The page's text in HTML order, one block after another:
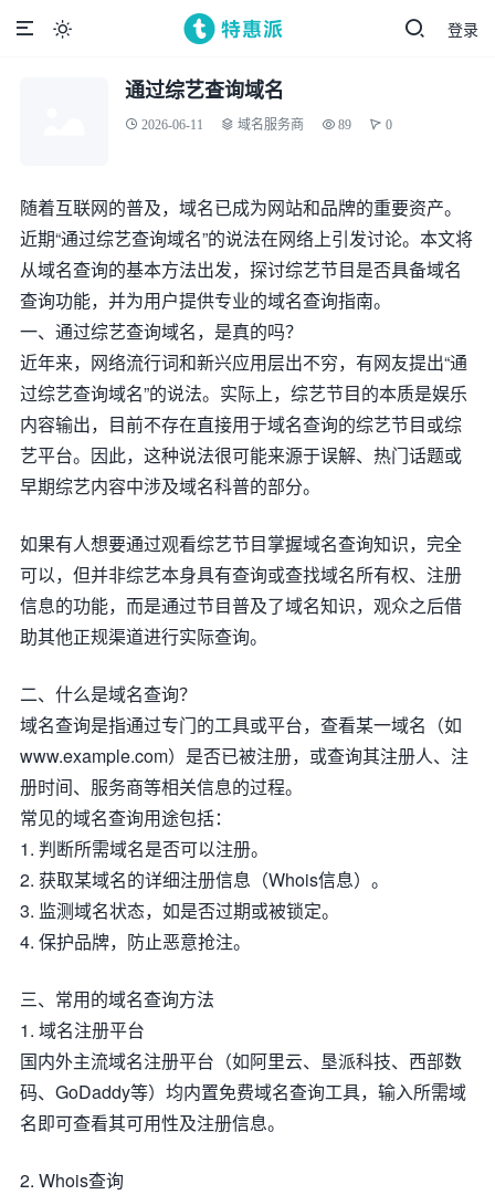
登录

通过综艺查询域名
2026-06-11 域名服务商 89 0
随着互联网的普及，域名已成为网站和品牌的重要资产。
近期“通过综艺查询域名”的说法在网络上引发讨论。本文将
从域名查询的基本方法出发，探讨综艺节目是否具备域名
查询功能，并为用户提供专业的域名查询指南。
一、通过综艺查询域名，是真的吗？
近年来，网络流行词和新兴应用层出不穷，有网友提出“通
过综艺查询域名”的说法。实际上，综艺节目的本质是娱乐
内容输出，目前不存在直接用于域名查询的综艺节目或综
艺平台。因此，这种说法很可能来源于误解、热门话题或
早期综艺内容中涉及域名科普的部分。
如果有人想要通过观看综艺节目掌握域名查询知识，完全
可以，但并非综艺本身具有查询或查找域名所有权、注册
信息的功能，而是通过节目普及了域名知识，观众之后借
助其他正规渠道进行实际查询。
二、什么是域名查询？
域名查询是指通过专门的工具或平台，查看某一域名（如
www.example.com）是否已被注册，或查询其注册人、注
册时间、服务商等相关信息的过程。
常见的域名查询用途包括：
1. 判断所需域名是否可以注册。
2. 获取某域名的详细注册信息（Whois信息）。
3. 监测域名状态，如是否过期或被锁定。
4. 保护品牌，防止恶意抢注。
三、常用的域名查询方法
1. 域名注册平台
国内外主流域名注册平台（如阿里云、垦派科技、西部数
码、GoDaddy等）均内置免费域名查询工具，输入所需域
名即可查看其可用性及注册信息。
2. Whois查询